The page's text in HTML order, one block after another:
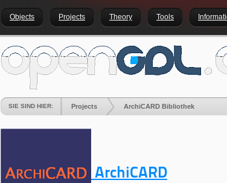
Objects Projects Theory Tools
SIE SIND HIER: Projects ArchiCARD Bibliothek
ArchiCARD